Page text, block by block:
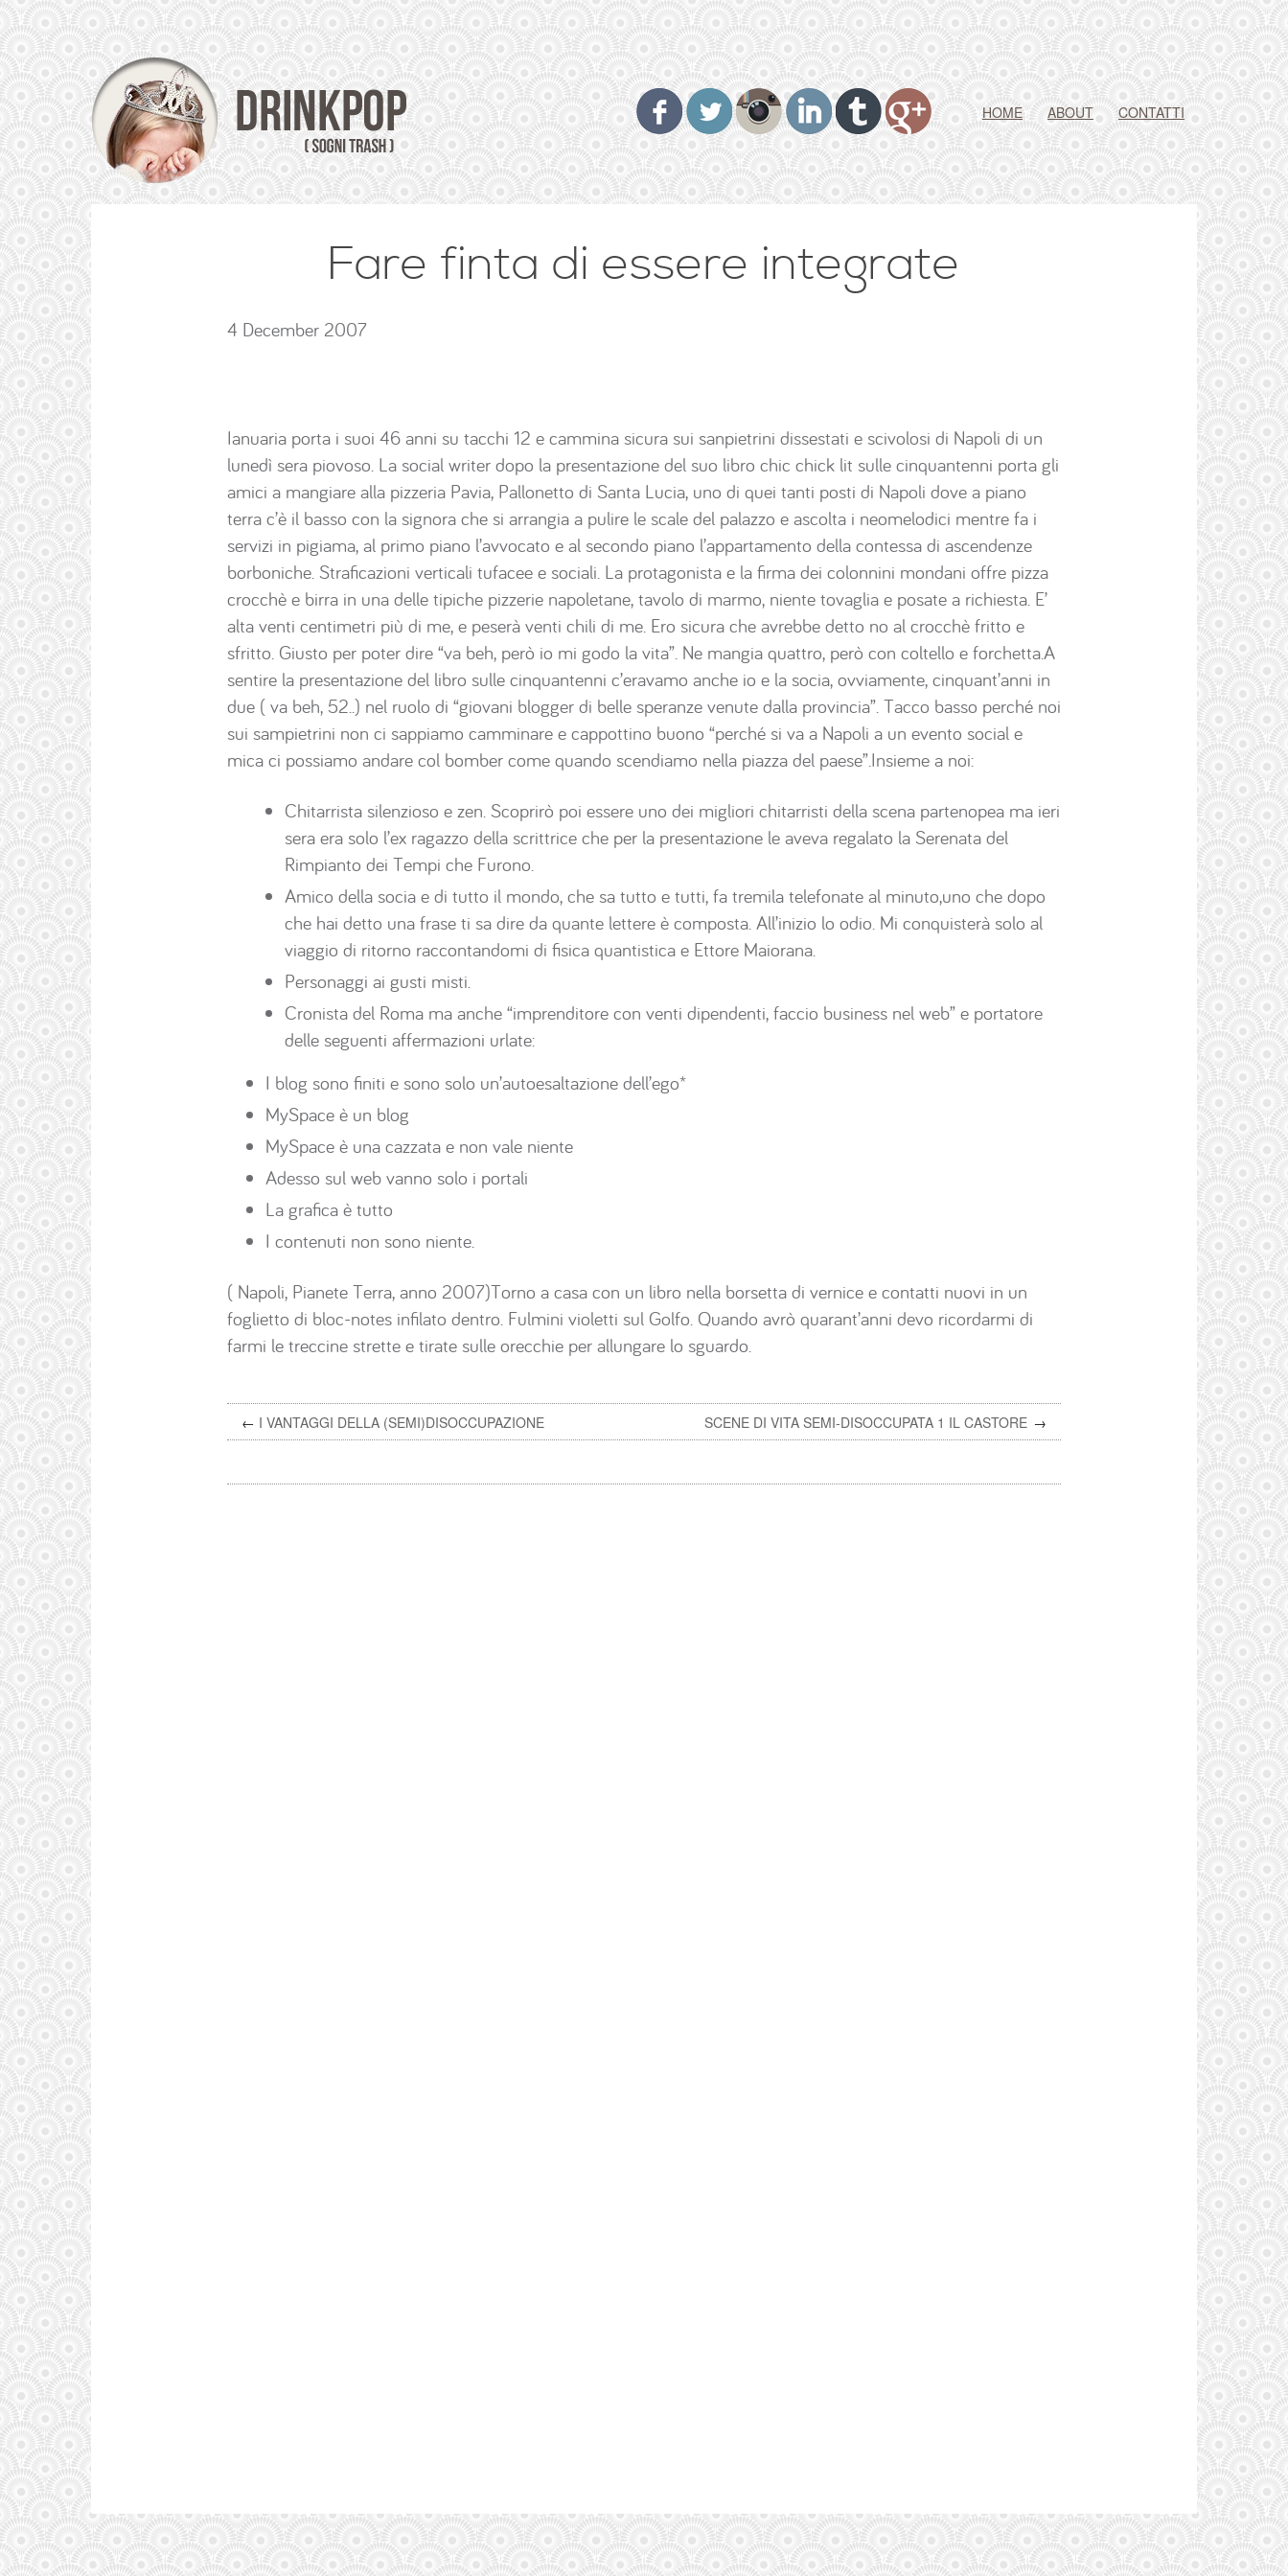
HOME ABOUT CONTATTI
Fare finta di essere integrate
4 December 2007
Ianuaria porta i suoi 46 anni su tacchi 12 e cammina sicura sui sanpietrini dissestati e scivolosi di Napoli di un
lunedì sera piovoso. La social writer dopo la presentazione del suo libro chic chick lit sulle cinquantenni porta gli
amici a mangiare alla pizzeria Pavia, Pallonetto di Santa Lucia, uno di quei tanti posti di Napoli dove a piano
terra c’è il basso con la signora che si arrangia a pulire le scale del palazzo e ascolta i neomelodici mentre fa i
servizi in pigiama, al primo piano l’avvocato e al secondo piano l’appartamento della contessa di ascendenze
borboniche. Straficazioni verticali tufacee e sociali. La protagonista e la firma dei colonnini mondani offre pizza
crocchè e birra in una delle tipiche pizzerie napoletane, tavolo di marmo, niente tovaglia e posate a richiesta. E’
alta venti centimetri più di me, e peserà venti chili di me. Ero sicura che avrebbe detto no al crocchè fritto e
sfritto. Giusto per poter dire “va beh, però io mi godo la vita”. Ne mangia quattro, però con coltello e forchetta.A
sentire la presentazione del libro sulle cinquantenni c’eravamo anche io e la socia, ovviamente, cinquant’anni in
due ( va beh, 52..) nel ruolo di “giovani blogger di belle speranze venute dalla provincia”. Tacco basso perché noi
sui sampietrini non ci sappiamo camminare e cappottino buono “perché si va a Napoli a un evento social e
mica ci possiamo andare col bomber come quando scendiamo nella piazza del paese”.Insieme a noi:
Chitarrista silenzioso e zen. Scoprirò poi essere uno dei migliori chitarristi della scena partenopea ma ieri
sera era solo l’ex ragazzo della scrittrice che per la presentazione le aveva regalato la Serenata del
Rimpianto dei Tempi che Furono.
Amico della socia e di tutto il mondo, che sa tutto e tutti, fa tremila telefonate al minuto,uno che dopo
che hai detto una frase ti sa dire da quante lettere è composta. All’inizio lo odio. Mi conquisterà solo al
viaggio di ritorno raccontandomi di fisica quantistica e Ettore Maiorana.
Personaggi ai gusti misti.
Cronista del Roma ma anche “imprenditore con venti dipendenti, faccio business nel web” e portatore
delle seguenti affermazioni urlate:
I blog sono finiti e sono solo un’autoesaltazione dell’ego*
MySpace è un blog
MySpace è una cazzata e non vale niente
Adesso sul web vanno solo i portali
La grafica è tutto
I contenuti non sono niente.
( Napoli, Pianete Terra, anno 2007)Torno a casa con un libro nella borsetta di vernice e contatti nuovi in un
foglietto di bloc-notes infilato dentro. Fulmini violetti sul Golfo. Quando avrò quarant’anni devo ricordarmi di
farmi le treccine strette e tirate sulle orecchie per allungare lo sguardo.
← I VANTAGGI DELLA (SEMI)DISOCCUPAZIONE SCENE DI VITA SEMI-DISOCCUPATA 1 IL CASTORE →